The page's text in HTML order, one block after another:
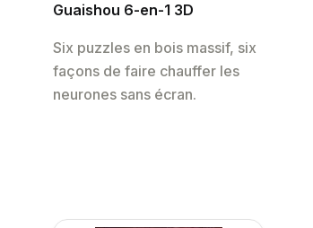
Guaishou 6-en-1 3D
Six puzzles en bois massif, six
façons de faire chauffer les
neurones sans écran.